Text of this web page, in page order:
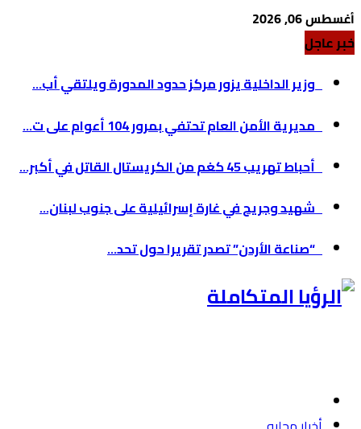
أغسطس 06, 2026
خبر عاجل
وزير الداخلية يزور مركز حدود المدورة ويلتقي أب...
مديرية الأمن العام تحتفي بمرور 104 أعوام على ت...
أحباط تهريب 45 كغم من الكريستال القاتل في أكبر...
شهيد وجريح في غارة إسرائيلية على جنوب لبنان...
“صناعة الأردن” تصدر تقريرا حول تحد...